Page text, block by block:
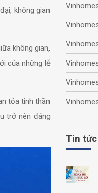
không gian
không gian,
của những lễ
tỏa tinh thần
trở nên đáng
Tin tức